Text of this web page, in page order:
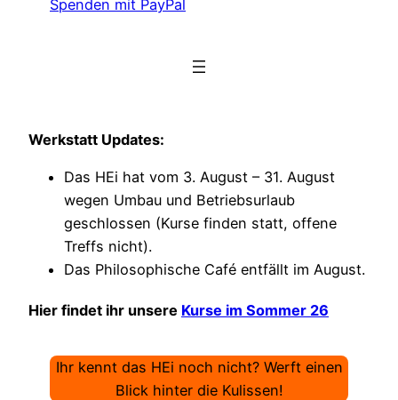
Spenden mit PayPal
Werkstatt Updates:
Das HEi hat vom 3. August – 31. August
wegen Umbau und Betriebsurlaub
geschlossen (Kurse finden statt, offene
Treffs nicht).
Das Philosophische Café entfällt im August.
Hier findet ihr unsere Kurse im Sommer 26
Ihr kennt das HEi noch nicht? Werft einen
Blick hinter die Kulissen!